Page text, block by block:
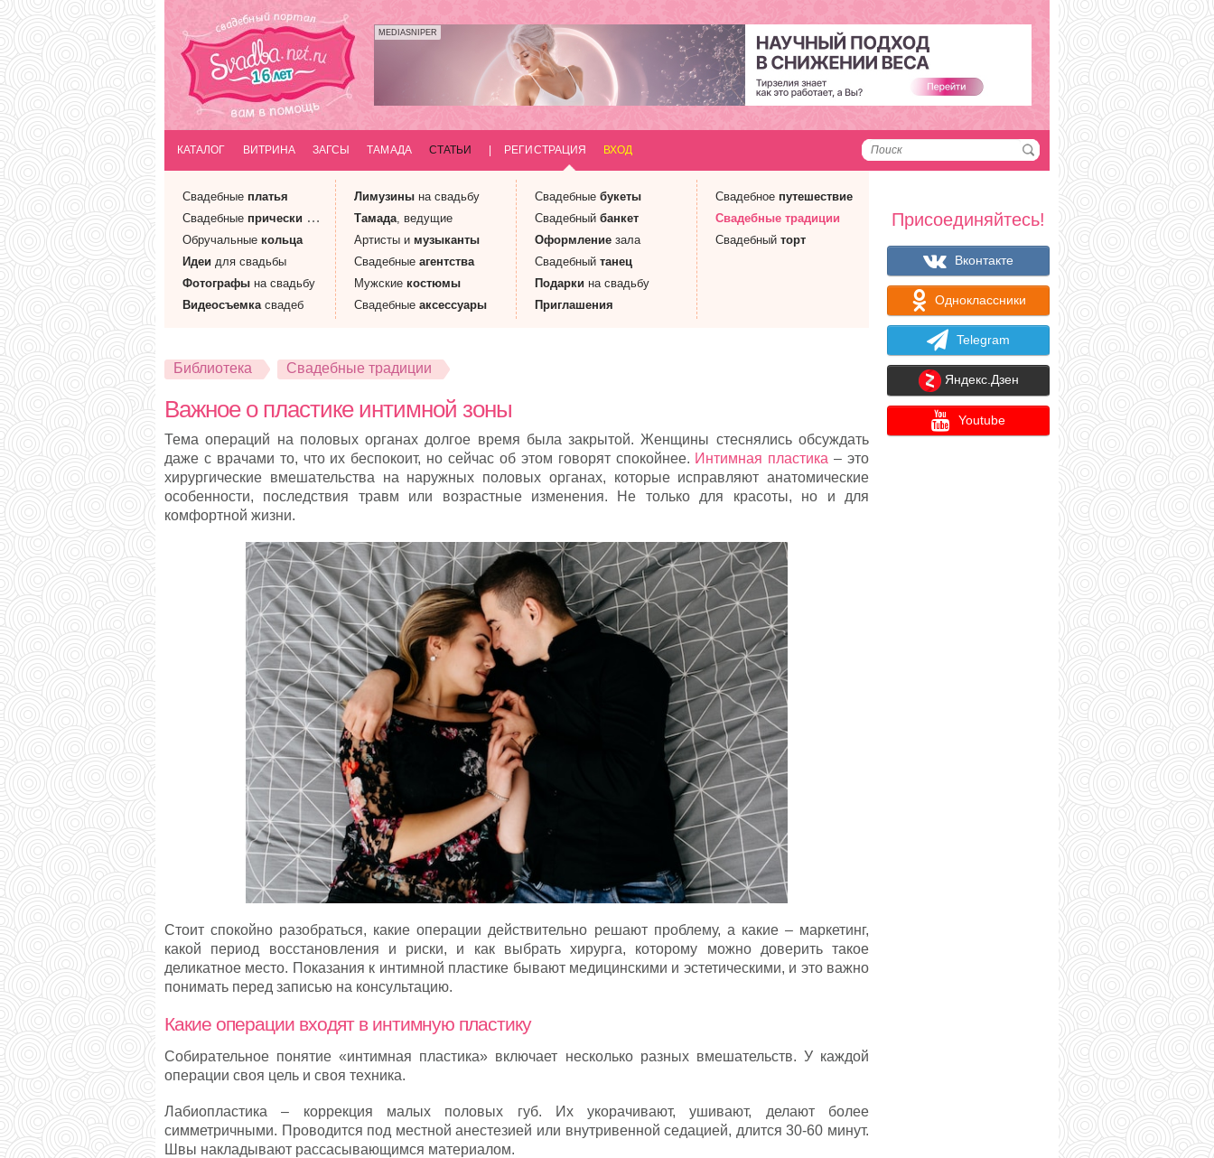
MEDIASNIPER
КАТАЛОГ ВИТРИНА ЗАГСЫ ТАМАДА СТАТЬИ РЕГИСТРАЦИЯ ВХОД
Свадебные платья
Свадебные прически
Обручальные кольца
Идеи для свадьбы
Фотографы на свадьбу
Видеосъемкасвадеб
Лимузины на свадьбу
Тамада, ведущие
Артисты и музыканты
Свадебные агентства
Мужские костюмы
Свадебные аксессуары
Свадебные букеты
Свадебный банкет
Оформление зала
Свадебный танец
Подарки на свадьбу
Приглашения
Свадебное путешествие
Свадебные традиции
Свадебный торт
Библиотека Свадебные традиции
Важное о пластике интимной зоны
Тема операций на половых органах долгое время была закрытой. Женщины стеснялись обсуждать
даже с врачами то, что их беспокоит, но сейчас об этом говорят спокойнее. Интимная пластика – это
хирургические вмешательства на наружных половых органах, которые исправляют анатомические
особенности, последствия травм или возрастные изменения. Не только для красоты, но и для
комфортной жизни.
Стоит спокойно разобраться, какие операции действительно решают проблему, а какие – маркетинг,
какой период восстановления и риски, и как выбрать хирурга, которому можно доверить такое
деликатное место. Показания к интимной пластике бывают медицинскими и эстетическими, и это важно
понимать перед записью на консультацию.
Какие операции входят в интимную пластику
Собирательное понятие «интимная пластика» включает несколько разных вмешательств. У каждой
операции своя цель и своя техника.
Лабиопластика – коррекция малых половых губ. Их укорачивают, ушивают, делают более
симметричными. Проводится под местной анестезией или внутривенной седацией, длится 30-60 минут.
Швы накладывают рассасывающимся материалом.
Присоединяйтесь!
Вконтакте
Одноклассники
Telegram
Яндекс.Дзен
Youtube